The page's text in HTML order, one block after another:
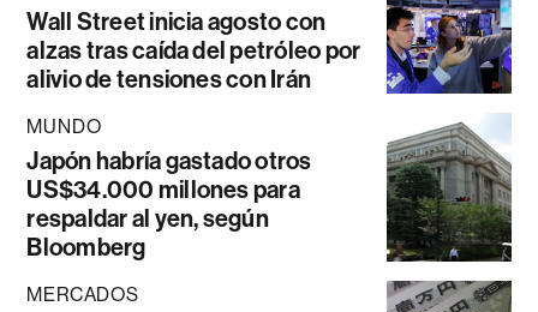
Wall Street inicia agosto con
alzas tras caída del petróleo por
alivio de tensiones con Irán
MUNDO
Japón habría gastado otros
US$34.000 millones para
respaldar al yen, según
Bloomberg
MERCADOS